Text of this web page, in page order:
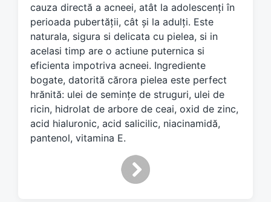
h
cauza directă a acneei, atât la adolescenți în
perioada pubertății, cât și la adulți. Este
naturala, sigura si delicata cu pielea, si in
acelasi timp are o actiune puternica si
eficienta impotriva acneei. Ingrediente
bogate, datorită cărora pielea este perfect
hrănită: ulei de semințe de struguri, ulei de
ricin, hidrolat de arbore de ceai, oxid de zinc,
acid hialuronic, acid salicilic, niacinamidă,
pantenol, vitamina E.